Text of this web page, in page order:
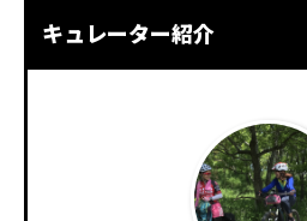
キュレーター紹介